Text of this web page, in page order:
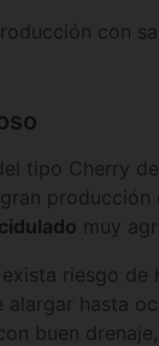
con
tipo Cherry
muy
riesgo
hasta
buen